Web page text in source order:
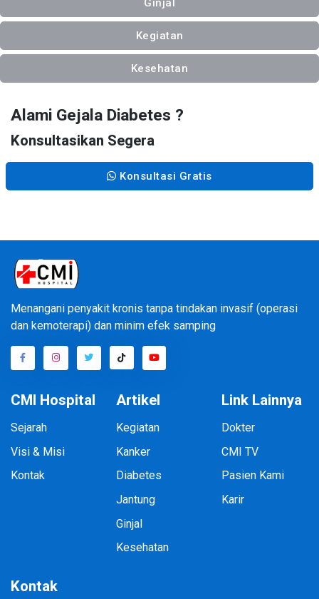
Ginjal
Kegiatan
Kesehatan
Alami Gejala Diabetes ?
Konsultasikan Segera
Konsultasi Gratis
Menangani penyakit kronis tanpa tindakan invasif (operasi
dan kemoterapi) dan minim efek samping
CMI Hospital
Sejarah
Visi & Misi
Kontak
Artikel
Kegiatan
Kanker
Diabetes
Jantung
Ginjal
Kesehatan
Link Lainnya
Dokter
CMI TV
Pasien Kami
Karir
Kontak